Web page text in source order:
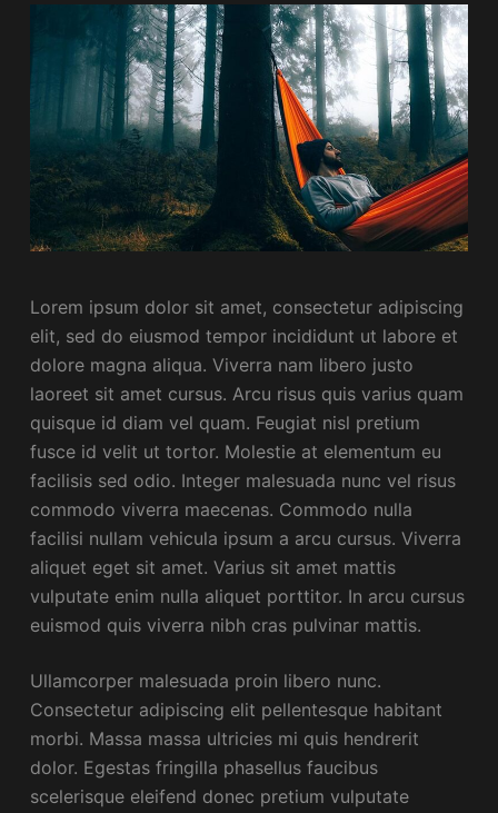
Lorem ipsum dolor sit amet, consectetur adipiscing
elit, sed do eiusmod tempor incididunt ut labore et
dolore magna aliqua. Viverra nam libero justo
laoreet sit amet cursus. Arcu risus quis varius quam
quisque id diam vel quam. Feugiat nisl pretium
fusce id velit ut tortor. Molestie at elementum eu
facilisis sed odio. Integer malesuada nunc vel risus
commodo viverra maecenas. Commodo nulla
facilisi nullam vehicula ipsum a arcu cursus. Viverra
aliquet eget sit amet. Varius sit amet mattis
vulputate enim nulla aliquet porttitor. In arcu cursus
euismod quis viverra nibh cras pulvinar mattis.
Ullamcorper malesuada proin libero nunc.
Consectetur adipiscing elit pellentesque habitant
morbi. Massa massa ultricies mi quis hendrerit
dolor. Egestas fringilla phasellus faucibus
scelerisque eleifend donec pretium vulputate